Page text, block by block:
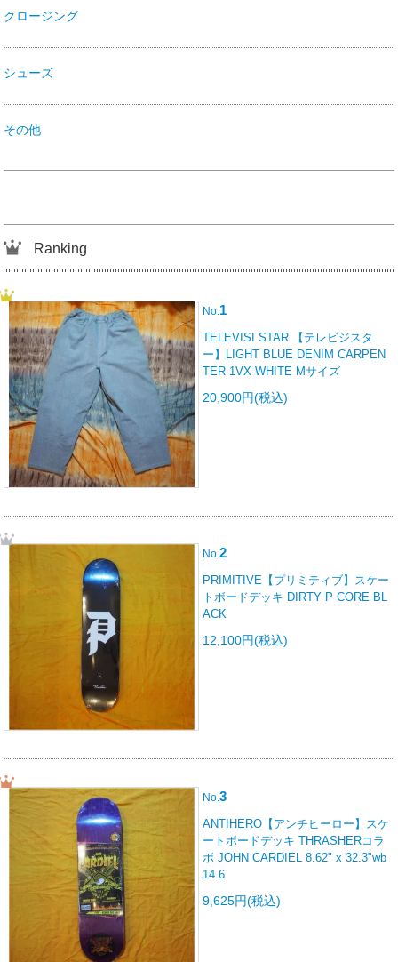
クロージング
シューズ
その他
Ranking
No.1
TELEVISI STAR 【テレビジスタ
ー】LIGHT BLUE DENIM CARPEN
TER 1VX WHITE Mサイズ
20,900円(税込)
No.2
PRIMITIVE【プリミティブ】スケー
トボードデッキ DIRTY P CORE BL
ACK
12,100円(税込)
No.3
ANTIHERO【アンチヒーロー】スケ
ートボードデッキ THRASHERコラ
ボ JOHN CARDIEL 8.62" x 32.3"wb
14.6
9,625円(税込)